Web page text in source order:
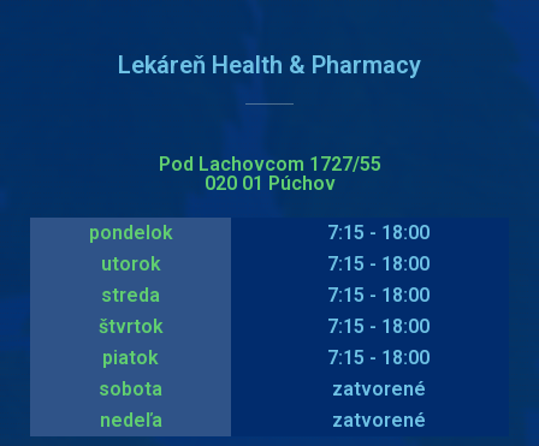
Lekáreň Health & Pharmacy
Pod Lachovcom 1727/55
020 01 Púchov
pondelok
7:15 - 18:00
utorok
7:15 - 18:00
streda
7:15 - 18:00
štvrtok
7:15 - 18:00
piatok
7:15 - 18:00
sobota
zatvorené
nedeľa
zatvorené